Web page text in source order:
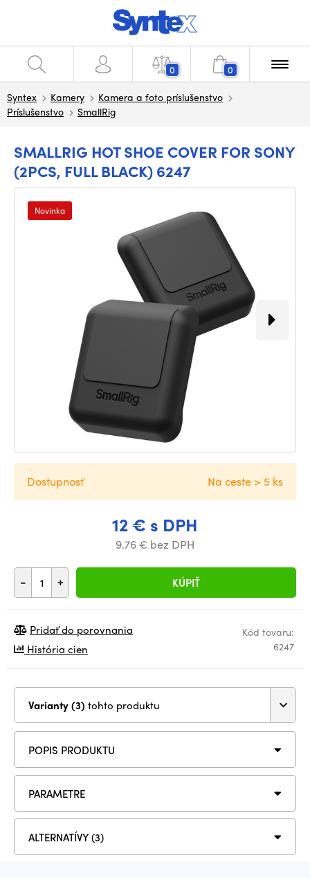
0 0
Syntex Kamery
Kamera a foto príslušenstvo
Príslušenstvo
SmallRig
SMALLRIG HOT SHOE COVER FOR SONY
(2PCS, FULL BLACK) 6247
Novinka
12 € s DPH
9.76 € bez DPH
- + KÚPIŤ
Dostupnosť Na ceste > 5 ks
Kód tovaru:
6247
Pridať do porovnania
História cien
Varianty (3) tohto produktu
POPIS PRODUKTU
PARAMETRE
ALTERNATÍVY (3)